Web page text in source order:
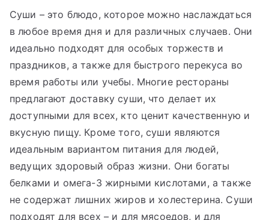
Суши – это блюдо, которое можно наслаждаться
в любое время дня и для различных случаев. Они
идеально подходят для особых торжеств и
праздников, а также для быстрого перекуса во
время работы или учебы. Многие рестораны
предлагают доставку суши, что делает их
доступными для всех, кто ценит качественную и
вкусную пищу. Кроме того, суши являются
идеальным вариантом питания для людей,
ведущих здоровый образ жизни. Они богаты
белками и омега-3 жирными кислотами, а также
не содержат лишних жиров и холестерина. Суши
подходят для всех – и для мясоедов, и для